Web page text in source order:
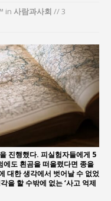
위법’이다”
군대도 약해질 수 있다”
상품 4종 판매
in 사람과사회 // 3
진행했다. 피실험자들에게 5
도 흰곰을 떠올렸다면 종을
대한 생각에서 벗어날 수 없었
을 할 수밖에 없는 ‘사고 억제